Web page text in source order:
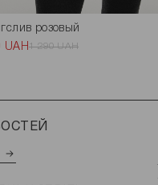
розовый
UAH1 290 UAH